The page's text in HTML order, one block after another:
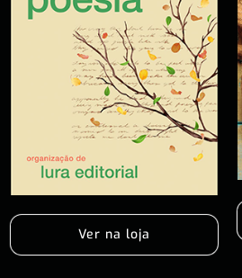
Ver na loja